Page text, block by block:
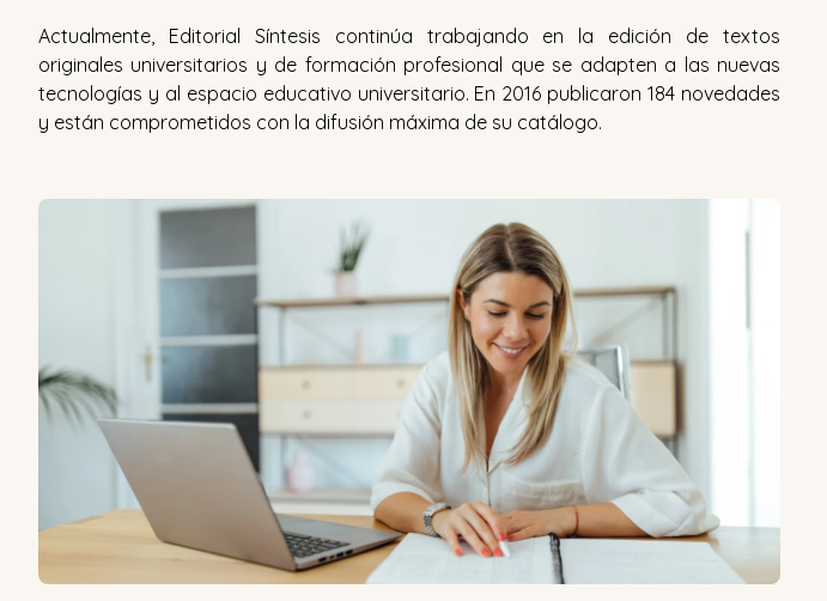
Actualmente, Editorial Síntesis continúa trabajando en la edición de textos
originales universitarios y de formación profesional que se adapten a las nuevas
tecnologías y al espacio educativo universitario. En 2016 publicaron 184 novedades
y están comprometidos con la difusión máxima de su catálogo.